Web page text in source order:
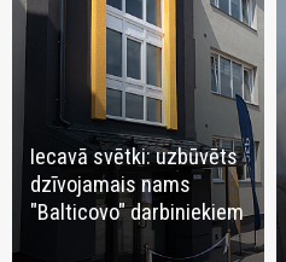
Iecavā svētki: uzbūvēts
dzīvojamais nams
"Balticovo" darbiniekiem